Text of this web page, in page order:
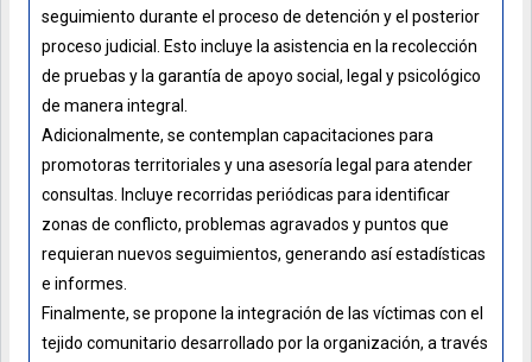
seguimiento durante el proceso de detención y el posterior
proceso judicial. Esto incluye la asistencia en la recolección
de pruebas y la garantía de apoyo social, legal y psicológico
de manera integral.
Adicionalmente, se contemplan capacitaciones para
promotoras territoriales y una asesoría legal para atender
consultas. Incluye recorridas periódicas para identificar
zonas de conflicto, problemas agravados y puntos que
requieran nuevos seguimientos, generando así estadísticas
e informes.
Finalmente, se propone la integración de las víctimas con el
tejido comunitario desarrollado por la organización, a través